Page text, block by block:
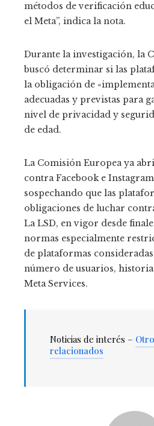
métodos de verificación
el Meta”, indica la nota.
Durante la investigación, la
buscó determinar si las
la obligación de
adecuadas y previstas para
nivel de privacidad y
de edad.
La Comisión Europea ya
contra Facebook e
sospechando que las
obligaciones de luchar
La LSD, en vigor desde
normas especialmente
de plataformas
número de usuarios,
Meta Services.
Noticias de interés –
relacionados